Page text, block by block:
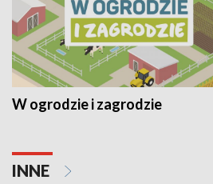
W ogrodzie i zagrodzie
INNE